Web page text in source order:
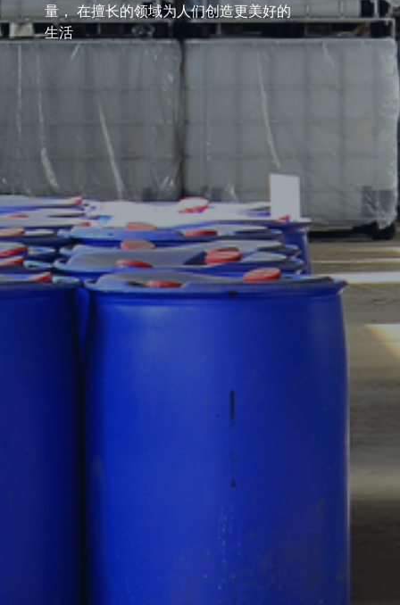
量， 在擅长的领域为人们创造更美好的
生活